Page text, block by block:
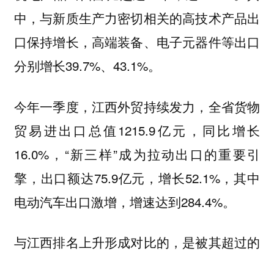
中，与新质生产力密切相关的高技术产品出
口保持增长，高端装备、电子元器件等出口
分别增长39.7%、43.1%。
今年一季度，江西外贸持续发力，全省货物
贸易进出口总值1215.9亿元，同比增长
16.0%，“新三样”成为拉动出口的重要引
擎，出口额达75.9亿元，增长52.1%，其中
电动汽车出口激增，增速达到284.4%。
与江西排名上升形成对比的，是被其超过的